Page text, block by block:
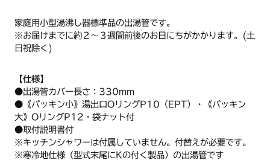
家庭用小型湯沸し器標準品の出湯管です。
※お届けまでに約２～３週間前後のお日にちがかかります。(土
日祝除く)
【仕様】
●出湯管カバー長さ：330mm
●《パッキン小》湯出口OリングP10（EPT）・《パッキン
大》OリングP12・袋ナット付
●取付説明書付
※キッチンシャワーは付属していません。付替えが必要です。
※寒冷地仕様（型式末尾にKの付く製品）の出湯管です